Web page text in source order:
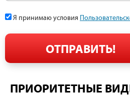
Я принимаю условия
ПРИОРИТЕТНЫЕ